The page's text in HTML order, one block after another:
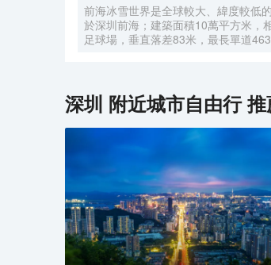
前海冰雪世界是全球較大、緯度較低
於深圳前海；建築面積10萬平方米，
足球場，垂直落差83米，最長單道
深圳 附近城市自由行